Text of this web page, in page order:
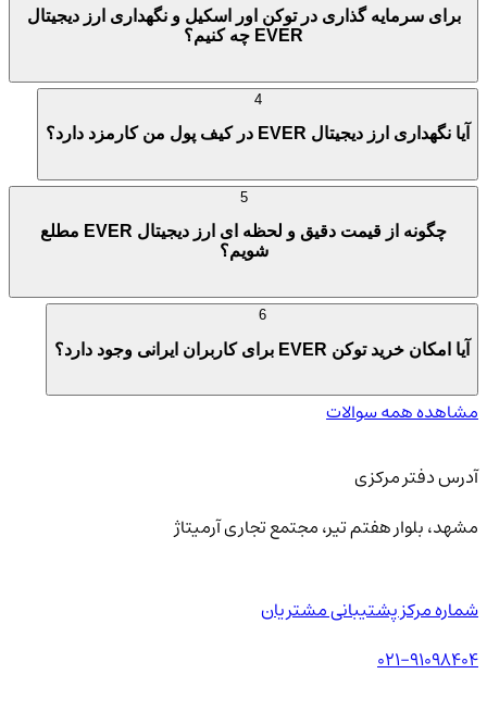
برای سرمایه گذاری در توکن اور اسکیل و نگهداری ارز دیجیتال
EVER چه کنیم؟
آیا نگهداری ارز دیجیتال EVER در کیف پول من کارمزد دارد؟
چگونه از قیمت دقیق و لحظه ای ارز دیجیتال EVER مطلع
شویم؟
آیا امکان خرید توکن EVER برای کاربران ایرانی وجود دارد؟
مشاهده همه سوالات
آدرس دفتر مرکزی
مشهد، بلوار هفتم تیر، مجتمع تجاری آرمیتاژ
شماره مرکز پشتیبانی مشتریان
021-91098404